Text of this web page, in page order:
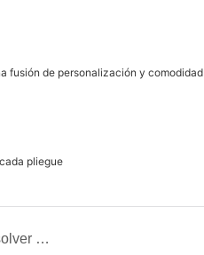
fusión de personalización y comodidad
pliegue
Box de regalo plegable revolucionaria: Resolver puntos de dolor de empaque